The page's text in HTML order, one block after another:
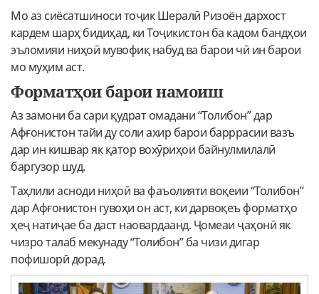
Мо аз сиёсатшиноси тоҷик Шералӣ Ризоён дархост
кардем шарҳ бидиҳад, ки Тоҷикистон ба кадом бандҳои
эъломияи ниҳоӣ мувофиқ набуд ва барои чӣ ин барои
мо муҳим аст.
Форматҳои барои намоиш
Аз замони ба сари қудрат омадани “Толибон” дар
Афғонистон тайи ду соли ахир барои барррасии вазъ
дар ин кишвар як қатор вохӯриҳои байнулмилалӣ
баргузор шуд.
Таҳлили асноди ниҳоӣ ва фаъолияти воқеии “Толибон”
дар Афғонистон гувоҳи он аст, ки дарвоқеъ форматҳо
ҳеҷ натиҷае ба даст наовардаанд. Ҷомеаи ҷаҳонӣ як
чизро талаб мекунаду “Толибон” ба чизи дигар
пофишорӣ дорад.